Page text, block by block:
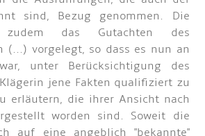
sind, Bezug genommen. Die
das Gutachten des
(...) vorgelegt, so dass es nun an
unter Berücksichtigung des
jene Fakten qualifiziert zu
erläutern, die ihrer Ansicht nach
worden sind. Soweit die
auf eine angeblich "bekannte"